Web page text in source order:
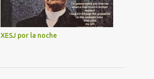
XESJ por la noche